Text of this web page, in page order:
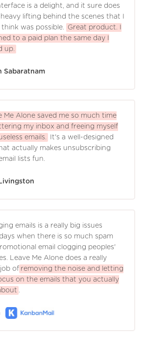
is a delight, and it sure does
lifting behind the scenes that I
was possible.
Great product. I
to a paid plan the same day I
up.
Sabaratnam
Me Alone saved me so much time
my inbox and freeing myself
emails.
It's a well-designed
actually makes unsubscribing
lists fun.
emails is a really big issues
when there is so much spam
email clogging peoples'
Leave Me Alone does a really
of removing the noise and letting
on the emails that you actually
.